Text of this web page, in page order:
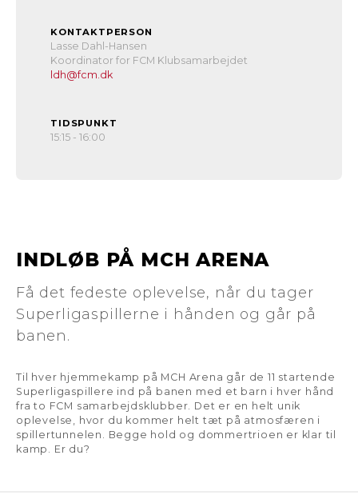
KONTAKTPERSON
Lasse Dahl-Hansen
Koordinator for FCM Klubsamarbejdet
ldh@fcm.dk
TIDSPUNKT
15:15 - 16:00
INDLØB PÅ MCH ARENA
Få det fedeste oplevelse, når du tager
Superligaspillerne i hånden og går på
banen.
Til hver hjemmekamp på MCH Arena går de 11 startende
Superligaspillere ind på banen med et barn i hver hånd
fra to FCM samarbejdsklubber. Det er en helt unik
oplevelse, hvor du kommer helt tæt på atmosfæren i
spillertunnelen. Begge hold og dommertrioen er klar til
kamp. Er du?